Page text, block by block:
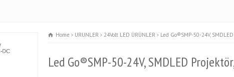
Home URUNLER 24Volt LED ÜRÜNLER Led Go®SMP-50-24V,
Led Go®SMP-50-24V, SMDLED